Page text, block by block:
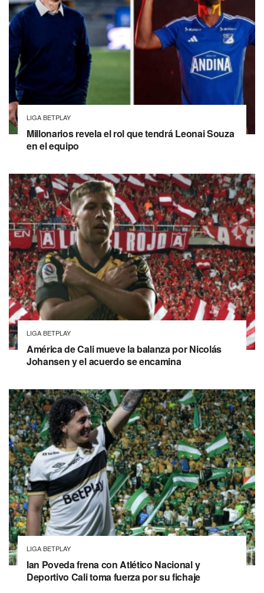
LIGA BETPLAY
Millonarios revela el rol que tendrá Leonai Souza
en el equipo
LIGA BETPLAY
América de Cali mueve la balanza por Nicolás
Johansen y el acuerdo se encamina
LIGA BETPLAY
Ian Poveda frena con Atlético Nacional y
Deportivo Cali toma fuerza por su fichaje